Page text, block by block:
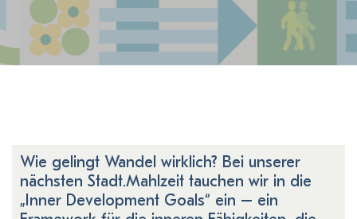
Wie gelingt Wandel wirklich? Bei unserer
nächsten Stadt.Mahlzeit tauchen wir in die
„Inner Development Goals“ ein – ein